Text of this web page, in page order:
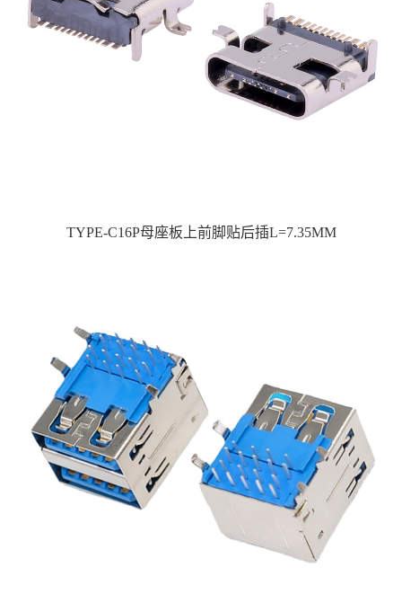
TYPE-C16P母座板上前脚贴后插L=7.35MM